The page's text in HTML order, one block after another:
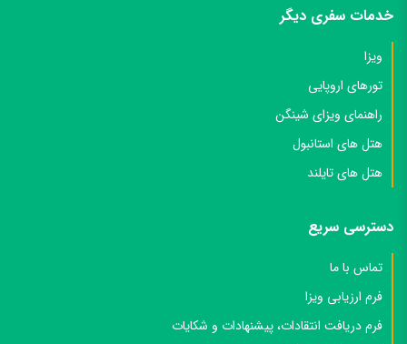
خدمات سفری دیگر
ویزا
تورهای اروپایی
راهنمای ویزای شینگن
هتل های استانبول
هتل های تایلند
دسترسی سریع
تماس با ما
فرم ارزیابی ویزا
فرم دریافت انتقادات، پیشنهادات و شکایات